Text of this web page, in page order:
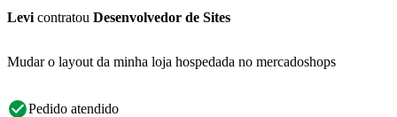
Levi contratou Desenvolvedor de Sites
Mudar o layout da minha loja hospedada no mercadoshops
Pedido atendido